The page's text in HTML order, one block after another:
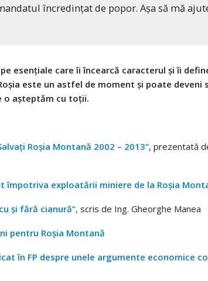
încredinţat de popor. Aşa să mă
esenţiale care îi încearcă caracterul şi îi
este un astfel de moment şi poate deveni
o aşteptăm cu toţii.
Roşia Montană 2002 – 2013”, prezentată
împotriva exploatării miniere de la Roşia
şi fără cianură”, scris de Ing. Gheorghe Manea
pentru Roşia Montană
în FP despre unele argumente economice